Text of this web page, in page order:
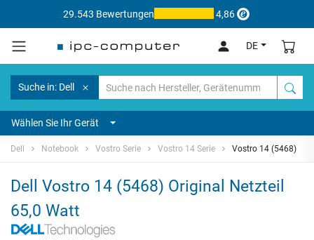
29.543 Bewertungen 4,86
DE
Suche in: Dell
Wählen Sie Ihr Gerät
Dell Notebook Vostro Serie Vostro 14 Serie Vostro 14 (5468)
Dell Vostro 14 (5468) Original Netzteil
65,0 Watt